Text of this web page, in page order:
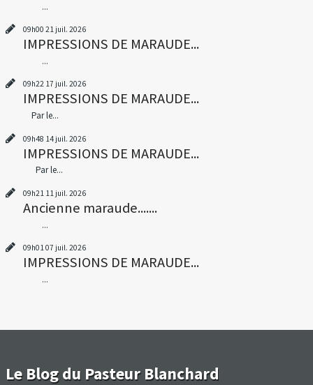
...
09h00 21 juil. 2026
IMPRESSIONS DE MARAUDE...
...
09h22 17 juil. 2026
IMPRESSIONS DE MARAUDE...
Par le...
09h48 14 juil. 2026
IMPRESSIONS DE MARAUDE...
Par le...
09h21 11 juil. 2026
Ancienne maraude.......
...
09h01 07 juil. 2026
IMPRESSIONS DE MARAUDE...
...
Le Blog du Pasteur Blanchard